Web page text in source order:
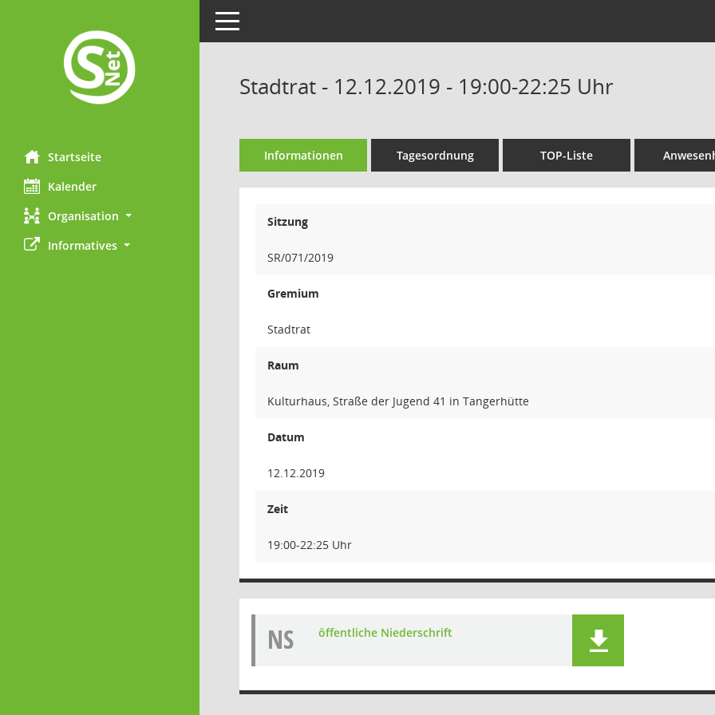
Startseite
Kalender
Organisation
Informatives
Toggle navigation
Stadtrat - 12.12.2019 - 19:00-22:25 Uhr
Informationen Tagesordnung TOP-Liste
Sitzung
SR/071/2019
Gremium
Stadtrat
Raum
Kulturhaus, Straße der Jugend 41 in Tangerhütte
Datum
12.12.2019
Zeit
19:00-22:25 Uhr
NS öffentliche Niederschrift